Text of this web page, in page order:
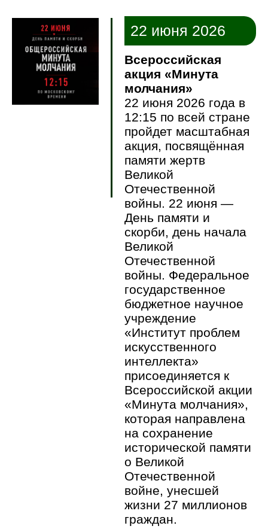
22 июня 2026
Всероссийская
акция «Минута
молчания»
22 июня 2026 года в
12:15 по всей стране
пройдет масштабная
акция, посвящённая
памяти жертв
Великой
Отечественной
войны. 22 июня —
День памяти и
скорби, день начала
Великой
Отечественной
войны. Федеральное
государственное
бюджетное научное
учреждение
«Институт проблем
искусственного
интеллекта»
присоединяется к
Всероссийской акции
«Минута молчания»,
которая направлена
на сохранение
исторической памяти
о Великой
Отечественной
войне, унесшей
жизни 27 миллионов
граждан.